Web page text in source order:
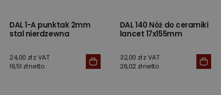
DAL 1-A punktak 2mm
stal nierdzewna
24,00 zł z VAT
19,51 zł netto
DAL 140 Nóż do ceramiki
lancet 17x155mm
32,00 zł z VAT
26,02 zł netto